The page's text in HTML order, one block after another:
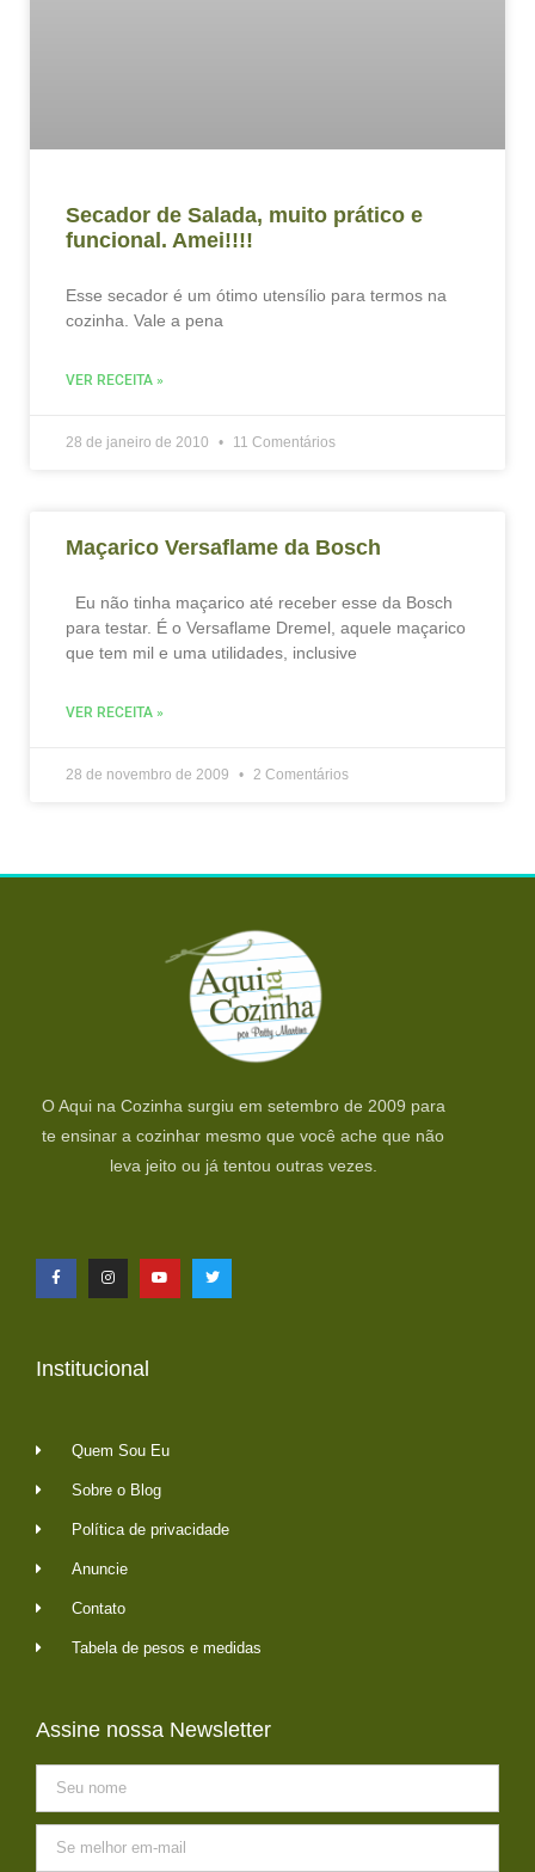
Secador de Salada, muito prático e
funcional. Amei!!!!
Esse secador é um ótimo utensílio para termos na
cozinha. Vale a pena
VER RECEITA »
28 de janeiro de 2010 11 Comentários
Maçarico Versaflame da Bosch
Eu não tinha maçarico até receber esse da Bosch
para testar. É o Versaflame Dremel, aquele maçarico
que tem mil e uma utilidades, inclusive
VER RECEITA »
28 de novembro de 2009 2 Comentários
O Aqui na Cozinha surgiu em setembro de 2009 para
te ensinar a cozinhar mesmo que você ache que não
leva jeito ou já tentou outras vezes.
Institucional
Quem Sou Eu
Sobre o Blog
Política de privacidade
Anuncie
Contato
Tabela de pesos e medidas
Assine nossa Newsletter